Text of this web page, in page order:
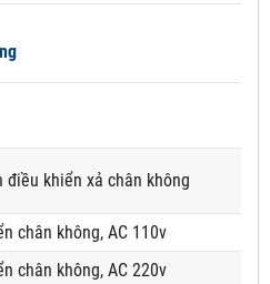
điều khiển xả chân không
chân không, AC 110v
chân không, AC 220v